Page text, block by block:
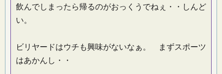
飲んでしまったら帰るのがおっくうでねぇ・・しんど
い。
ビリヤードはウチも興味がないなぁ。 まずスポーツ
はあかんし・・